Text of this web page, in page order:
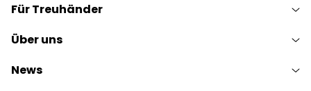
Für Treuhänder
Über uns
News